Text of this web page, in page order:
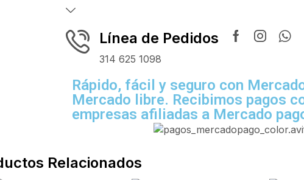
Línea de Pedidos
314 625 1098
Rápido, fácil y seguro con
Mercado libre. Recibimos pagos
empresas afiliadas a Mercado
Relacionados